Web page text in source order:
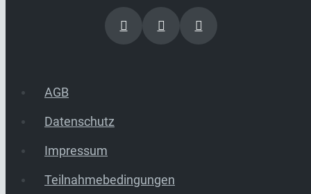
AGB
Datenschutz
Impressum
Teilnahmebedingungen